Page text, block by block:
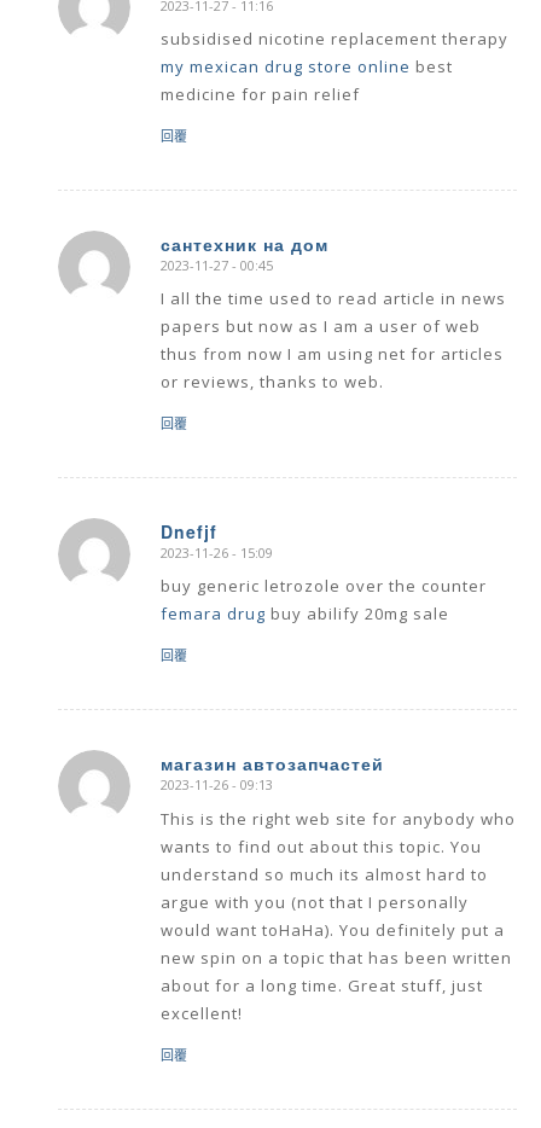
says:
2023-11-27 - 11:16
subsidised nicotine replacement therapy
my mexican drug store online best
medicine for pain relief
回覆
сантехник на дом
says:
2023-11-27 - 00:45
I all the time used to read article in news
papers but now as I am a user of web
thus from now I am using net for articles
or reviews, thanks to web.
回覆
Dnefjf
says:
2023-11-26 - 15:09
buy generic letrozole over the counter
femara drug buy abilify 20mg sale
回覆
магазин автозапчастей
says:
2023-11-26 - 09:13
This is the right web site for anybody who
wants to find out about this topic. You
understand so much its almost hard to
argue with you (not that I personally
would want toHaHa). You definitely put a
new spin on a topic that has been written
about for a long time. Great stuff, just
excellent!
回覆